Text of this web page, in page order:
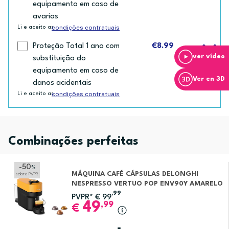
ver vídeo
Ver en 3D
equipamento em caso de
avarias
Li e aceito ascondições contratuais
Proteção Total 1 ano com
substituição do
equipamento em caso de
danos acidentais
€8.99
Li e aceito ascondições contratuais
Combinações perfeitas
-50 %
sobre PVPR
MÁQUINA CAFÉ CÁPSULAS DELONGHI
NESPRESSO VERTUO POP ENV90Y AMARELO
PVPR* € 99
,99
€ 49,99